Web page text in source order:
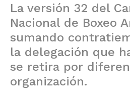
La versión 32 del
Nacional de Boxeo
sumando
la delegación que
se retira por
organización.